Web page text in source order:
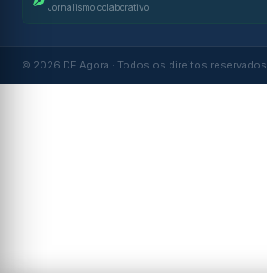
Jornalismo colaborativo
© 2026 DF Agora · Todos os direitos reservados